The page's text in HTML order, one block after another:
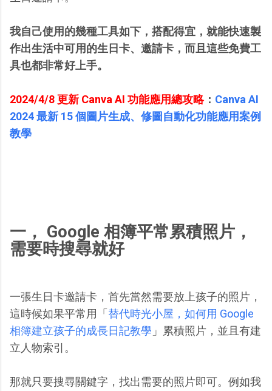
我自己使用的幾種工具如下，搭配得宜，就能快速製
作出生活中可用的生日卡、邀請卡，而且這些免費工
具也都非常好上手。
2024/4/8 更新 Canva AI 功能應用總攻略： Canva AI
2024 最新 15 個圖片生成、修圖自動化功能應用案例
教學
一， Google 相簿平常累積照片，
需要時搜尋就好
一張生日卡邀請卡，首先當然需要放上孩子的照片，
這時候如果平常用「替代時光小屋，如何用 Google
相簿建立孩子的成長日記教學 」累積照片，並且有建
立人物索引。
那就只要搜尋關鍵字，找出需要的照片即可。例如我